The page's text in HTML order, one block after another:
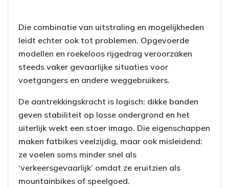
Die combinatie van uitstraling en mogelijkheden
leidt echter ook tot problemen. Opgevoerde
modellen en roekeloos rijgedrag veroorzaken
steeds vaker gevaarlijke situaties voor
voetgangers en andere weggebruikers.
De aantrekkingskracht is logisch: dikke banden
geven stabiliteit op losse ondergrond en het
uiterlijk wekt een stoer imago. Die eigenschappen
maken fatbikes veelzijdig, maar ook misleidend:
ze voelen soms minder snel als
‘verkeersgevaarlijk’ omdat ze eruitzien als
mountainbikes of speelgoed.